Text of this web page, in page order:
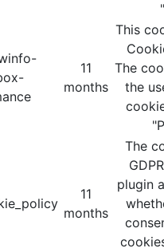
11
months
This
The
the
11
months
The
plugin